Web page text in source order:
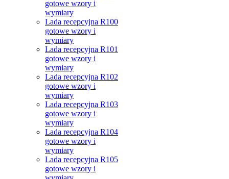
gotowe wzory i
wymiary
Lada recepcyjna R100
gotowe wzory i
wymiary
Lada recepcyjna R101
gotowe wzory i
wymiary
Lada recepcyjna R102
gotowe wzory i
wymiary
Lada recepcyjna R103
gotowe wzory i
wymiary
Lada recepcyjna R104
gotowe wzory i
wymiary
Lada recepcyjna R105
gotowe wzory i